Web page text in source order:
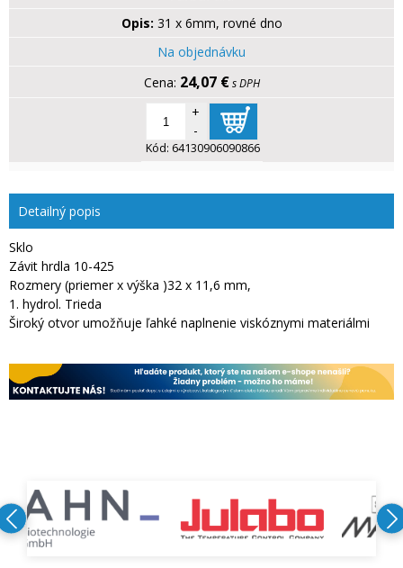
Opis: 31 x 6mm, rovné dno
Na objednávku
24,07 € s DPH
+
-
Kód: 64130906090866
Detailný popis
Sklo
Závit hrdla 10-425
Rozmery (priemer x výška )32 x 11,6 mm,
1. hydrol. Trieda
Široký otvor umožňuje ľahké naplnenie viskóznymi materiálmi